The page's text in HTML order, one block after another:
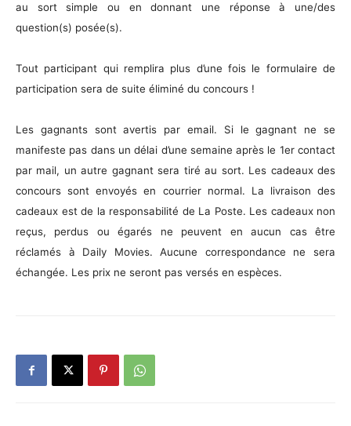
au sort simple ou en donnant une réponse à une/des
question(s) posée(s).
Tout participant qui remplira plus d’une fois le formulaire de
participation sera de suite éliminé du concours !
Les gagnants sont avertis par email. Si le gagnant ne se
manifeste pas dans un délai d’une semaine après le 1er contact
par mail, un autre gagnant sera tiré au sort. Les cadeaux des
concours sont envoyés en courrier normal. La livraison des
cadeaux est de la responsabilité de La Poste. Les cadeaux non
reçus, perdus ou égarés ne peuvent en aucun cas être
réclamés à Daily Movies. Aucune correspondance ne sera
échangée. Les prix ne seront pas versés en espèces.